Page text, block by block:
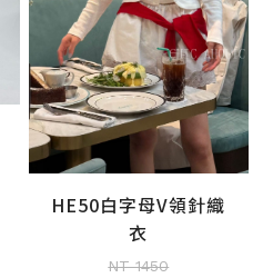
加入購物車
HE50白字母V領針織
衣
NT 1450